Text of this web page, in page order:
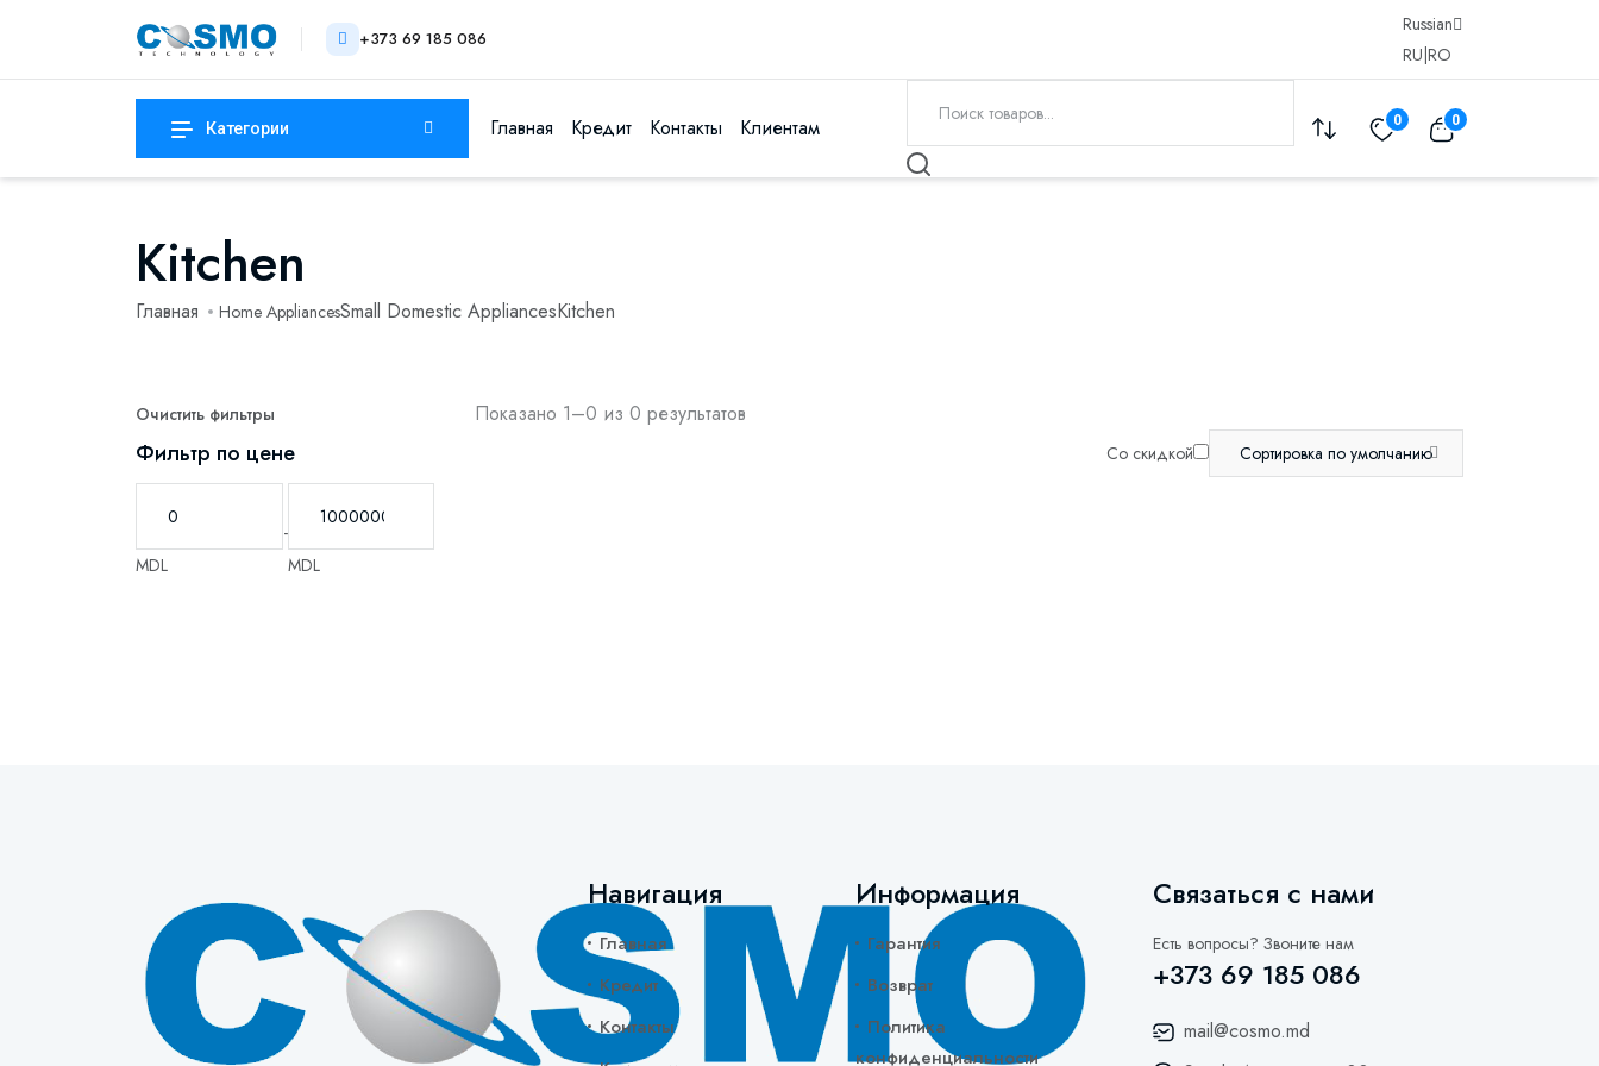
+373 69 185 086
Russian
RU RO
Категории Главная Кредит Контакты Клиентам 0 0
Kitchen
Главная Home AppliancesSmall Domestic AppliancesKitchen
Очистить фильтры
Фильтр по цене
MDL
-
MDL
Показано 1–0 из 0 результатов
Со скидкой Сортировка по умолчанию
Навигация
Главная
Кредит
Контакты
Информация
Гарантия
Возврат
Политика
конфиденциальности
Связаться с нами
Есть вопросы? Звоните нам
+373 69 185 086
mail@cosmo.md